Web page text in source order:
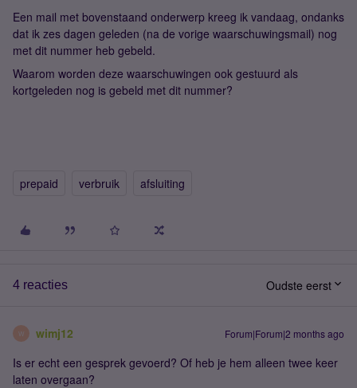
Een mail met bovenstaand onderwerp kreeg ik vandaag, ondanks
dat ik zes dagen geleden (na de vorige waarschuwingsmail) nog
met dit nummer heb gebeld.
Waarom worden deze waarschuwingen ook gestuurd als
kortgeleden nog is gebeld met dit nummer?
prepaid verbruik afsluiting
4 reacties Oudste eerst
W wimj12 Forum|Forum|2 months ago
Is er echt een gesprek gevoerd? Of heb je hem alleen twee keer
laten overgaan?